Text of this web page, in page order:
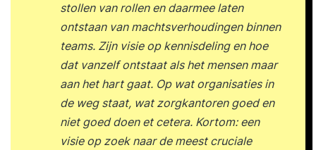
stollen van rollen en daarmee laten
ontstaan van machtsverhoudingen binnen
teams. Zijn visie op kennisdeling en hoe
dat vanzelf ontstaat als het mensen maar
aan het hart gaat. Op wat organisaties in
de weg staat, wat zorgkantoren goed en
niet goed doen et cetera. Kortom: een
visie op zoek naar de meest cruciale